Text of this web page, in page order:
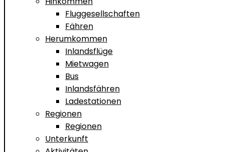
Fluggesellschaften
Fähren
Herumkommen
Inlandsflüge
Mietwagen
Bus
Inlandsfähren
Ladestationen
Regionen
Regionen
Unterkunft